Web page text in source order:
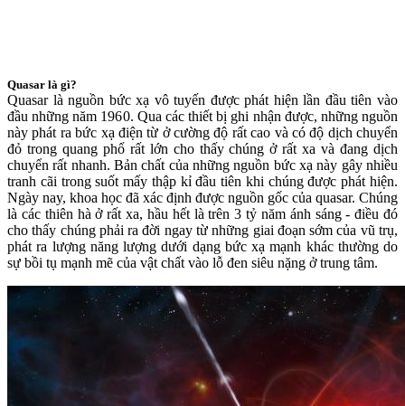
Quasar là gì?
Quasar là nguồn bức xạ vô tuyến được phát hiện lần đầu tiên vào
đầu những năm 1960. Qua các thiết bị ghi nhận được, những nguồn
này phát ra bức xạ điện từ ở cường độ rất cao và có độ dịch chuyển
đỏ trong quang phổ rất lớn cho thấy chúng ở rất xa và đang dịch
chuyển rất nhanh. Bản chất của những nguồn bức xạ này gây nhiều
tranh cãi trong suốt mấy thập kỉ đầu tiên khi chúng được phát hiện.
Ngày nay, khoa học đã xác định được nguồn gốc của quasar. Chúng
là các thiên hà ở rất xa, hầu hết là trên 3 tỷ năm ánh sáng - điều đó
cho thấy chúng phải ra đời ngay từ những giai đoạn sớm của vũ trụ,
phát ra lượng năng lượng dưới dạng bức xạ mạnh khác thường do
sự bồi tụ mạnh mẽ của vật chất vào lỗ đen siêu nặng ở trung tâm.